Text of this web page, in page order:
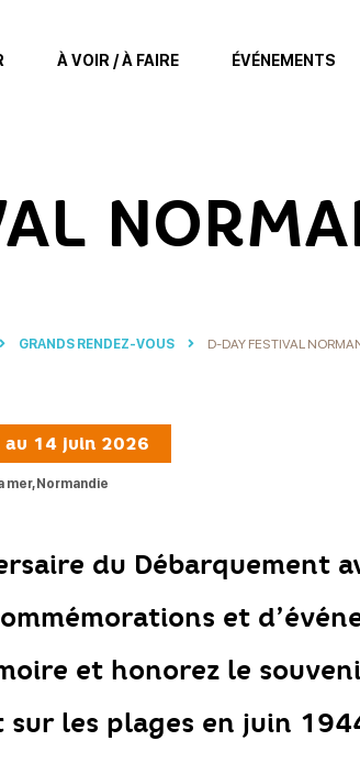
À VOIR / À FAIRE ÉVÉNEMENTS
GRANDS RENDEZ-VOUS D-DAY FESTIVAL
au 14 juin 2026
mer, Normandie
du Débarquement
et
et honorez le
les plages en juin